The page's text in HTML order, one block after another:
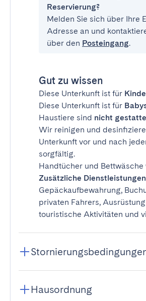
Reservierung?
Melden Sie sich über Ihre
Adresse an und
über den Posteingang.
Gut zu wissen
Diese Unterkunft ist für
Diese Unterkunft ist für
Haustiere sind nicht
Wir reinigen und
Unterkunft vor und nach
sorgfältig.
Handtücher und
Zusätzliche Dienstleistungen
Gepäckaufbewahrung,
privaten Fahrers,
touristische Aktivitäten und
Hausordnung